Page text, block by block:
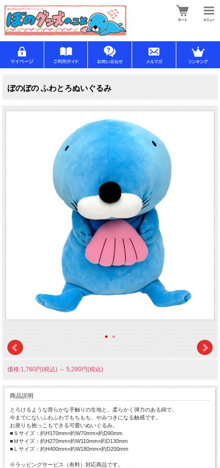
ぼのぼの ふわとろぬいぐるみ
価格:1,760円(税込) ～ 5,280円(税込)
商品説明
とろけるような滑らかな手触りの生地と、柔らかく弾力のある綿で、
今までにないふわふわでもちもち、やみつきになる触感です。
お座りも抱っこもできる可愛いぬいぐるみ。
■Ｓサイズ：約H170mm×約W70mm×約D90mm
■Ｍサイズ：約H270mm×約W110mm×約D130mm
■Ｌサイズ：約H400mm×約W180mm×約D200mm
※ラッピングサービス（有料）対応商品です。